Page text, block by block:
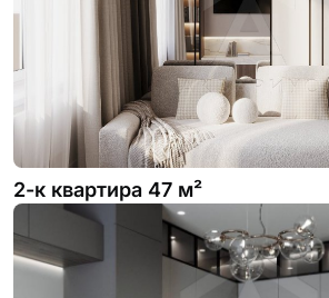
2-к квартира 47 м²